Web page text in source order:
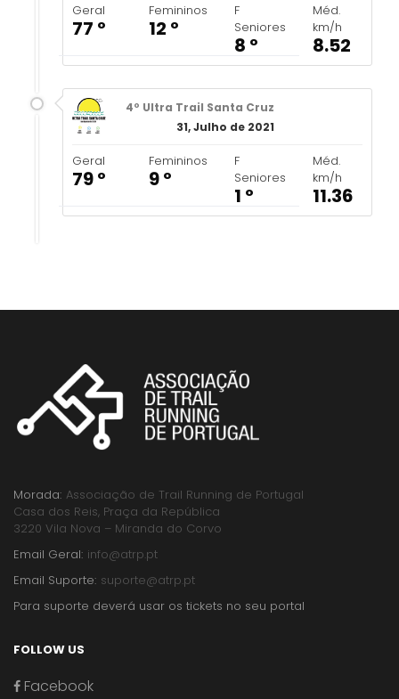
Geral
77 º
Femininos
12 º
F
Seniores
8 º
Méd.
km/h
8.52
4º Ultra Trail Santa Cruz
31, Julho de 2021
Geral
79 º
Femininos
9 º
F
Seniores
1 º
Méd.
km/h
11.36
Morada: Associação de Trail Running de Portugal
Casa dos Reis, Praça da República
3220 Vila Nova – Miranda do Corvo
Email Geral: info@atrp.pt
Email Suporte: suporte@atrp.pt
Para suporte deverá usar os tickets no seu portal
FOLLOW US
Facebook